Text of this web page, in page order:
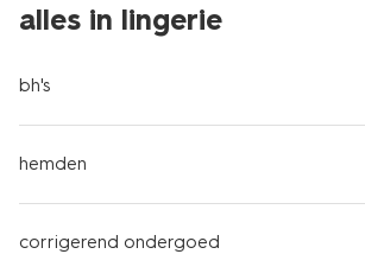
alles in lingerie
bh's
hemden
corrigerend ondergoed